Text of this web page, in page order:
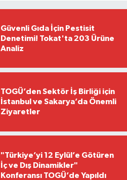
Güvenli Gıda İçin Pestisit
Denetimi! Tokat'ta 203 Ürüne
Analiz
TOGÜ’den Sektör İş Birliği için
İstanbul ve Sakarya’da Önemli
Ziyaretler
"Türkiye’yi 12 Eylül’e Götüren
İç ve Dış Dinamikler"
Konferansı TOGÜ’de Yapıldı